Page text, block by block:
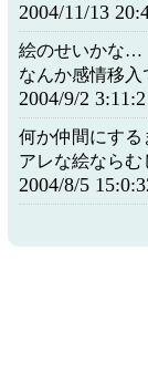
2004/11/13
絵のせいかな…
なんか感情移
2004/9/2 3:11:2
何か仲間にす
アレな絵ならむ
2004/8/5